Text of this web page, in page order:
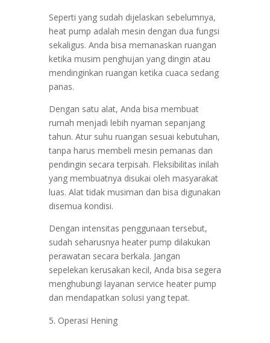
Seperti yang sudah dijelaskan sebelumnya,
heat pump adalah mesin dengan dua fungsi
sekaligus. Anda bisa memanaskan ruangan
ketika musim penghujan yang dingin atau
mendinginkan ruangan ketika cuaca sedang
panas.
Dengan satu alat, Anda bisa membuat
rumah menjadi lebih nyaman sepanjang
tahun. Atur suhu ruangan sesuai kebutuhan,
tanpa harus membeli mesin pemanas dan
pendingin secara terpisah. Fleksibilitas inilah
yang membuatnya disukai oleh masyarakat
luas. Alat tidak musiman dan bisa digunakan
disemua kondisi.
Dengan intensitas penggunaan tersebut,
sudah seharusnya heater pump dilakukan
perawatan secara berkala. Jangan
sepelekan kerusakan kecil, Anda bisa segera
menghubungi layanan service heater pump
dan mendapatkan solusi yang tepat.
Operasi Hening